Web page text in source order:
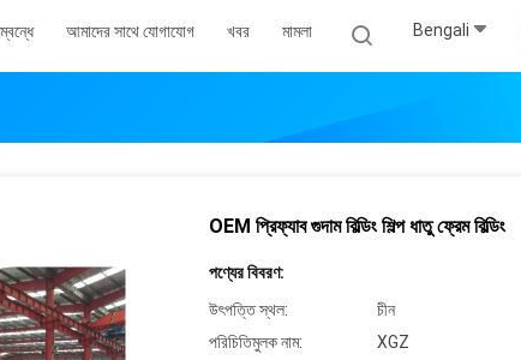
আমাদের সাথে যোগাযোগ খবর মামলা Bengali
OEM প্রিফ্যাব গুদাম বিল্ডিং শিল্প ধাতু ফ্রেম বিল্ডিং
পণ্যের বিবরণ:
উৎপত্তি স্থল:
চীন
পরিচিতিমুলক নাম:
XGZ